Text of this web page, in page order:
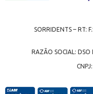
SORRIDENTS – RT:
RAZÃO SOCIAL: DSO